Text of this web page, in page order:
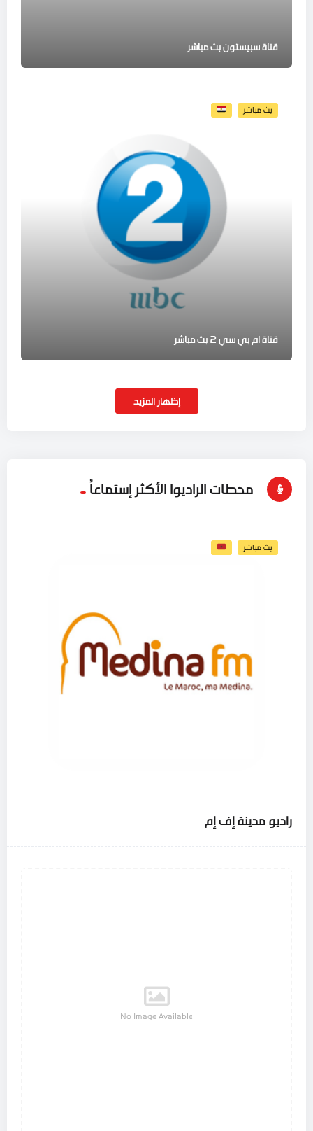
قناة سبيستون بث مباشر
بث مباشر
قناة ام بي سي 2 بث مباشر
إظهار المزيد
محطات الراديوا الأكثر إستماعاُ
بث مباشر
راديو مدينة إف إم
No Image Available